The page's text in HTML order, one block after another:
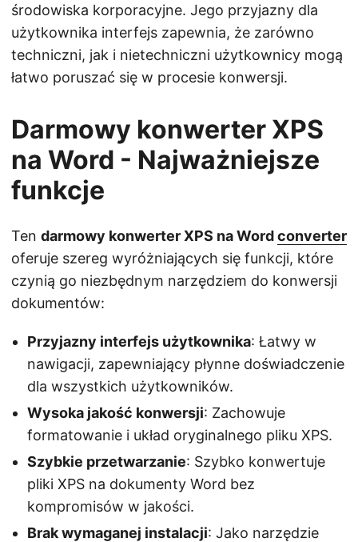
środowiska korporacyjne. Jego przyjazny dla
użytkownika interfejs zapewnia, że zarówno
techniczni, jak i nietechniczni użytkownicy mogą
łatwo poruszać się w procesie konwersji.
Darmowy konwerter XPS
na Word - Najważniejsze
funkcje
Ten darmowy konwerter XPS na Wordconverter
oferuje szereg wyróżniających się funkcji, które
czynią go niezbędnym narzędziem do konwersji
dokumentów:
Przyjazny interfejs użytkownika: Łatwy w
nawigacji, zapewniający płynne doświadczenie
dla wszystkich użytkowników.
Wysoka jakość konwersji: Zachowuje
formatowanie i układ oryginalnego pliku XPS.
Szybkie przetwarzanie: Szybko konwertuje
pliki XPS na dokumenty Word bez
kompromisów w jakości.
Brak wymaganej instalacji: Jako narzędzie